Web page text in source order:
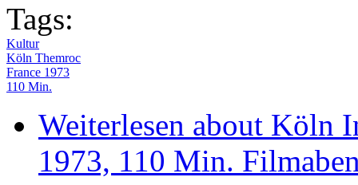
Tags:
Kultur
Köln Themroc
France 1973
110 Min.
Weiterlesen about Köln
1973, 110 Min.